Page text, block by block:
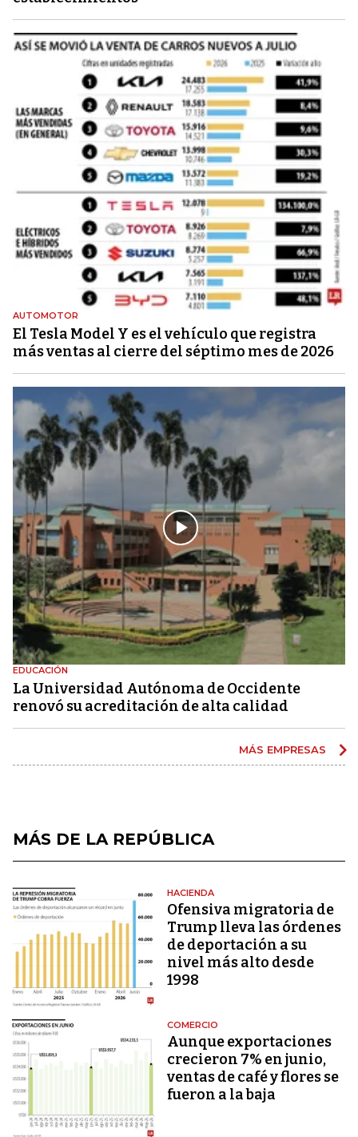
AUTOMOTOR
El Tesla Model Y es el vehículo que registra
más ventas al cierre del séptimo mes de 2026
EDUCACIÓN
La Universidad Autónoma de Occidente
renovó su acreditación de alta calidad
MÁS EMPRESAS
MÁS DE LA REPÚBLICA
HACIENDA
Ofensiva migratoria de
Trump lleva las órdenes
de deportación a su
nivel más alto desde
1998
COMERCIO
Aunque exportaciones
crecieron 7% en junio,
ventas de café y flores se
fueron a la baja